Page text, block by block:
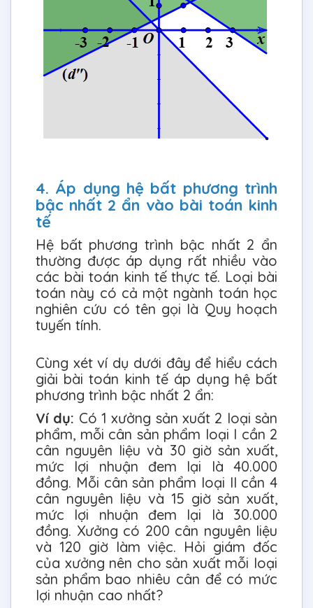
4. Áp dụng hệ bất phương trình
bậc nhất 2 ẩn vào bài toán kinh
tế
Hệ bất phương trình bậc nhất 2 ẩn
thường được áp dụng rất nhiều vào
các bài toán kinh tế thực tế. Loại bài
toán này có cả một ngành toán học
nghiên cứu có tên gọi là Quy hoạch
tuyến tính.
Cùng xét ví dụ dưới đây để hiểu cách
giải bài toán kinh tế áp dụng hệ bất
phương trình bậc nhất 2 ẩn:
Ví dụ: Có 1 xưởng sản xuất 2 loại sản
phẩm, mỗi cân sản phẩm loại I cần 2
cân nguyên liệu và 30 giờ sản xuất,
mức lợi nhuận đem lại là 40.000
đồng. Mỗi cân sản phẩm loại II cần 4
cân nguyên liệu và 15 giờ sản xuất,
mức lợi nhuận đem lại là 30.000
đồng. Xưởng có 200 cân nguyên liệu
và 120 giờ làm việc. Hỏi giám đốc
của xưởng nên cho sản xuất mỗi loại
sản phẩm bao nhiêu cân để có mức
lợi nhuận cao nhất?